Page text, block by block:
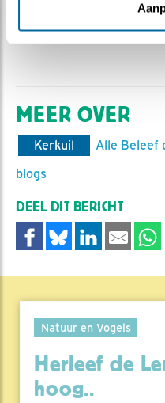
MEER OVER
Kerkuil
Alle Beleef
blogs
DEEL DIT BERICHT
Natuur en Vogels
Herleef de
hoog..